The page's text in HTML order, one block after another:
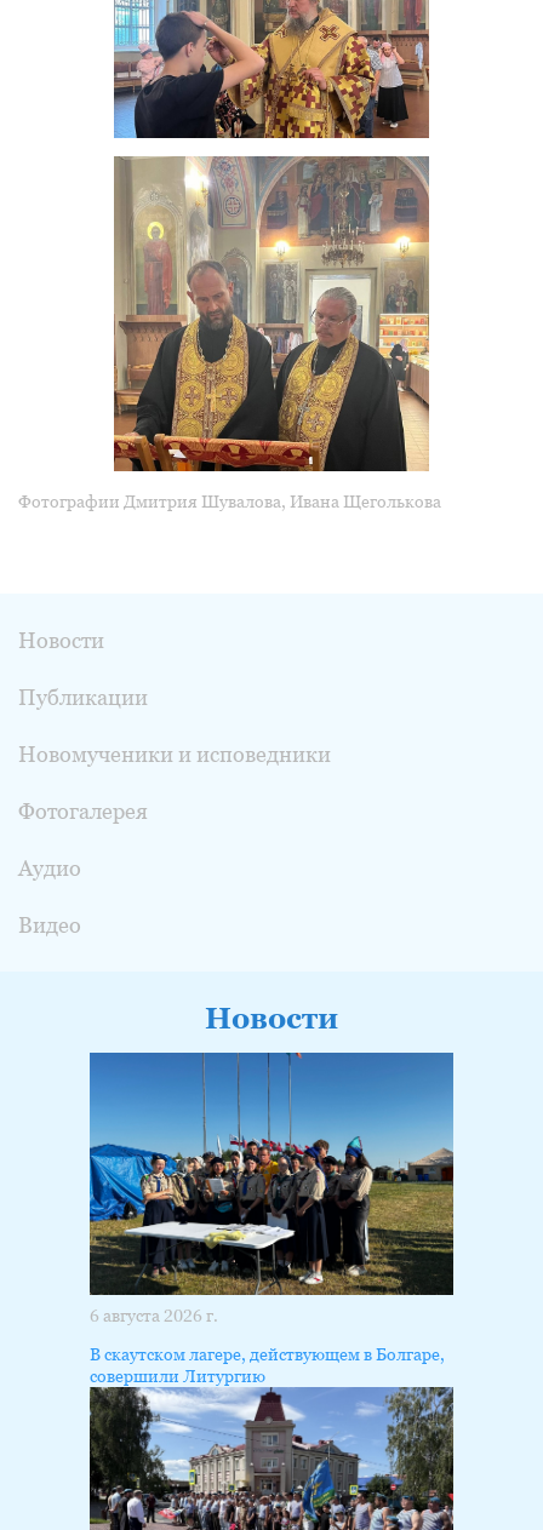
Фотографии Дмитрия Шувалова, Ивана Щеголькова
Новости
Публикации
Новомученики и исповедники
Фотогалерея
Аудио
Видео
Новости
6 августа 2026 г.
В скаутском лагере, действующем в Болгаре,
совершили Литургию